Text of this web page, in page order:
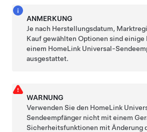
ANMERKUNG
Je nach Herstellungsdatum,
Kauf gewählten Optionen sind
einem HomeLink Universal-
ausgestattet.
WARNUNG
Verwenden Sie den HomeLink
Sendeempfänger nicht mit einem
Sicherheitsfunktionen mit Änderung